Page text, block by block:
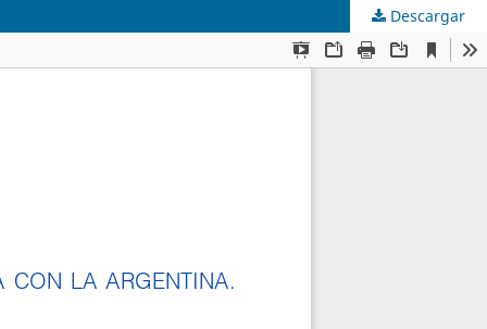
Descargar